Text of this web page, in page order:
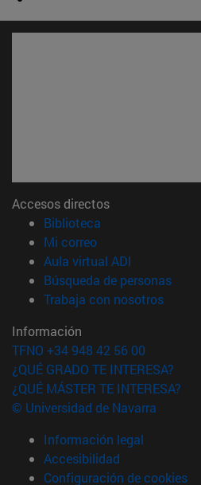
Accesos directos
Biblioteca
Mi correo(abre en nueva
Aula virtual ADI
Búsqueda de personas
Trabaja con nosotros(abre
Información
TFNO +34 948 42 56 00
¿QUÉ GRADO TE INTERESA?
¿QUÉ MÁSTER TE INTERESA?
© Universidad de Navarra
Información legal
Accesibilidad
Configuración de cookies